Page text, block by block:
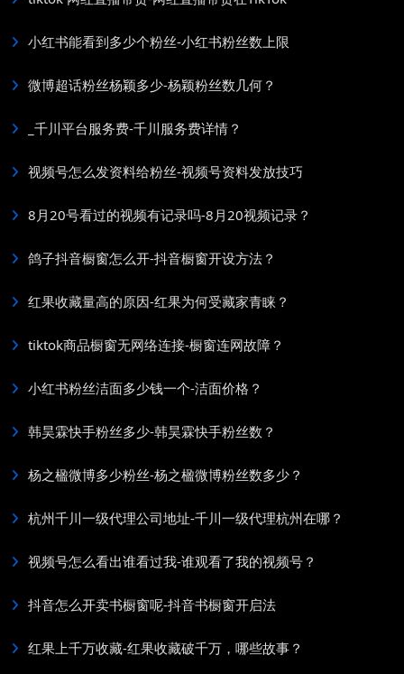
小红书能看到多少个粉丝-小红书粉丝数上限
微博超话粉丝杨颖多少-杨颖粉丝数几何？
_千川平台服务费-千川服务费详情？
视频号怎么发资料给粉丝-视频号资料发放技巧
8月20号看过的视频有记录吗-8月20视频记录？
鸽子抖音橱窗怎么开-抖音橱窗开设方法？
红果收藏量高的原因-红果为何受藏家青睐？
tiktok商品橱窗无网络连接-橱窗连网故障？
小红书粉丝洁面多少钱一个-洁面价格？
韩昊霖快手粉丝多少-韩昊霖快手粉丝数？
杨之楹微博多少粉丝-杨之楹微博粉丝数多少？
杭州千川一级代理公司地址-千川一级代理杭州在哪？
视频号怎么看出谁看过我-谁观看了我的视频号？
抖音怎么开卖书橱窗呢-抖音书橱窗开启法
红果上千万收藏-红果收藏破千万，哪些故事？